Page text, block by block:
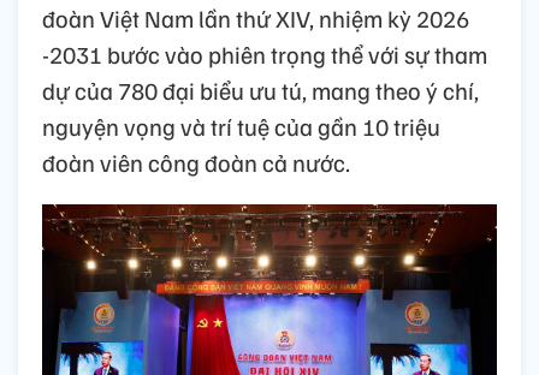
đoàn Việt Nam lần thứ XIV, nhiệm kỳ 2026
-2031 bước vào phiên trọng thể với sự tham
dự của 780 đại biểu ưu tú, mang theo ý chí,
nguyện vọng và trí tuệ của gần 10 triệu
đoàn viên công đoàn cả nước.